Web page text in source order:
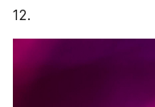
12.